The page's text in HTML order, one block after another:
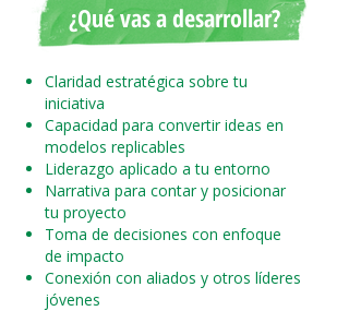
¿Qué vas a desarrollar?
Claridad estratégica sobre tu
iniciativa
Capacidad para convertir ideas en
modelos replicables
Liderazgo aplicado a tu entorno
Narrativa para contar y posicionar
tu proyecto
Toma de decisiones con enfoque
de impacto
Conexión con aliados y otros líderes
jóvenes